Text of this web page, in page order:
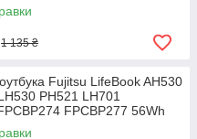
1 135 ₴
Fujitsu LifeBook AH530
PH521 LH701
FPCBP277 56Wh